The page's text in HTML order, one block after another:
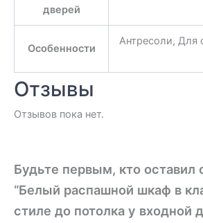
дверей
Особенности
Антресоли, Для
Отзывы
Отзывов пока нет.
Будьте первым, кто оставил
“Белый распашной шкаф в
стиле до потолка у входной